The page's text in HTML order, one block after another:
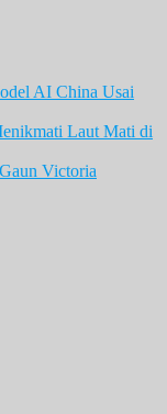
AI China Usai
Laut Mati di
Victoria